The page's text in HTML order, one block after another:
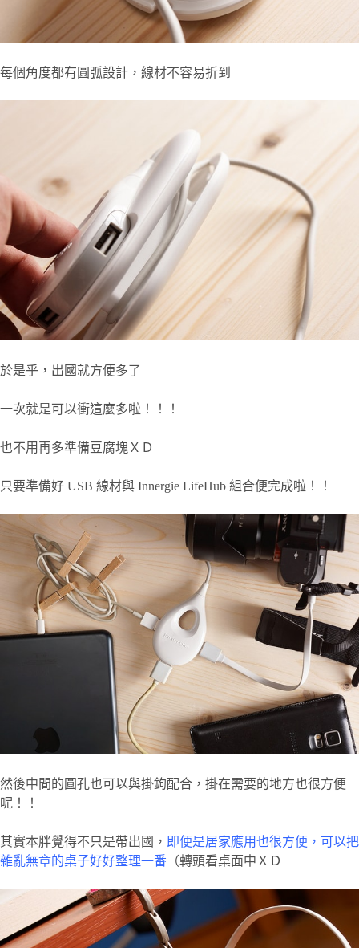
每個角度都有圓弧設計，線材不容易折到
於是乎，出國就方便多了
一次就是可以衝這麼多啦！！！
也不用再多準備豆腐塊ＸＤ
只要準備好 USB 線材與 Innergie LifeHub 組合便完成啦！！
然後中間的圓孔也可以與掛鉤配合，掛在需要的地方也很方便
呢！！
其實本胖覺得不只是帶出國， 即便是居家應用也很方便，可以把
雜亂無章的桌子好好整理一番 （轉頭看桌面中ＸＤ